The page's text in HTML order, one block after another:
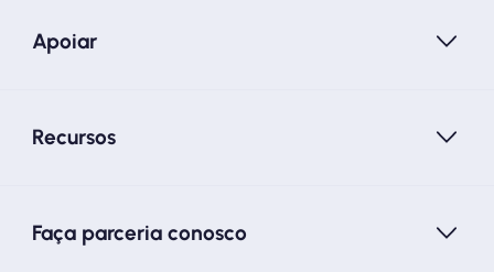
Apoiar
Recursos
Faça parceria conosco